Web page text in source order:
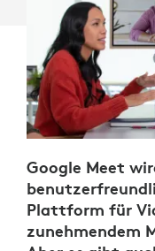
Google Meet
Plattform für
zunehmendem